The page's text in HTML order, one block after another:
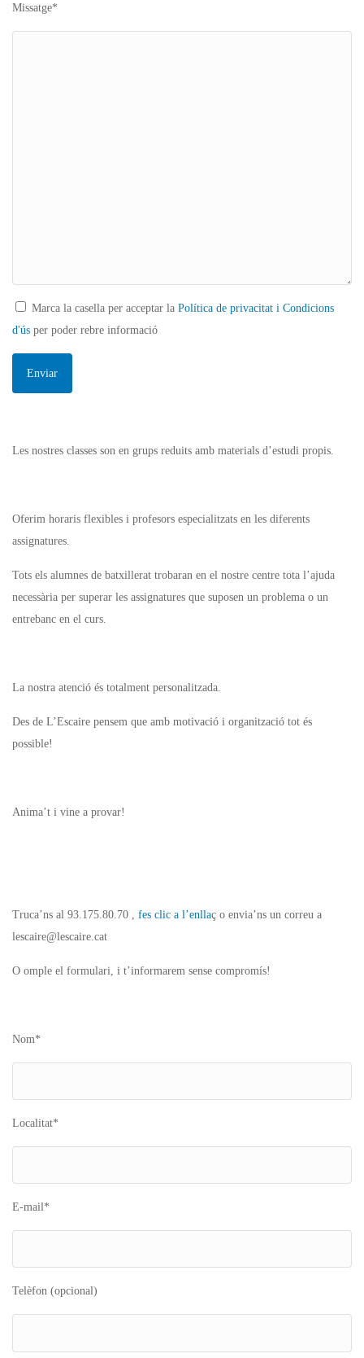
Missatge*
Marca la casella per acceptar la Política de privacitat i Condicions
d'ús per poder rebre informació
Les nostres classes son en grups reduits amb materials d’estudi propis.
Oferim horaris flexibles i profesors especialitzats en les diferents
assignatures.
Tots els alumnes de batxillerat trobaran en el nostre centre tota l’ajuda
necessària per superar les assignatures que suposen un problema o un
entrebanc en el curs.
La nostra atenció és totalment personalitzada.
Des de L’Escaire pensem que amb motivació i organització tot és
possible!
Anima’t i vine a provar!
Truca’ns al 93.175.80.70 , fes clic a l’enllaç o envia’ns un correu a
lescaire@lescaire.cat
O omple el formulari, i t’informarem sense compromís!
Nom*
Localitat*
E-mail*
Telèfon (opcional)